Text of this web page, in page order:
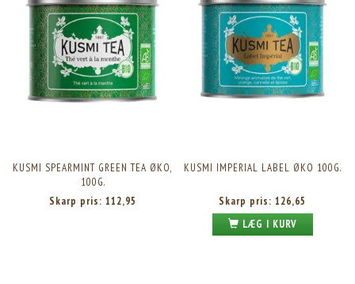
KUSMI SPEARMINT GREEN TEA ØKO,
100G.
Skarp pris: 112,95
KUSMI IMPERIAL LABEL ØKO 100G.
Skarp pris: 126,65
LÆG I KURV